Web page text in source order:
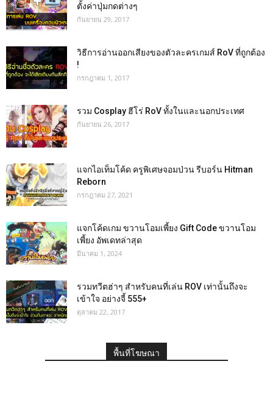
ตั้งค่าปุ่มกดต่างๆ
กันยายน 29, 2017
วิธีการอ่านออกเสียงของตัวละครเกมส์ RoV ที่ถูกต้อง
!
กรกฎาคม 1, 2017
รวม Cosplay ฮีโร่ RoV ทั้งในและนอกประเทศ
กันยายน 26, 2017
แจกไอเท็มโค้ด ครูพิเศษจอมป่วน รีบอร์น Hitman
Reborn
กรกฎาคม 27, 2021
แจกโค้ดเกม ขวานโอมเพี้ยง Gift Code ขวานโอม
เพี้ยง อัพเดทล่าสุด
มีนาคม 1, 2024
รวมทวีตฮ่าๆ สำหรับคนที่เล่น ROV เท่านั้นถึงจะ
เข้าใจ อย่างจี้ 555+
ตุลาคม 22, 2017
พื้นที่โฆษณา